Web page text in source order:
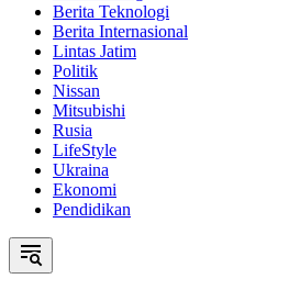
Berita Teknologi
Berita Internasional
Lintas Jatim
Politik
Nissan
Mitsubishi
Rusia
LifeStyle
Ukraina
Ekonomi
Pendidikan